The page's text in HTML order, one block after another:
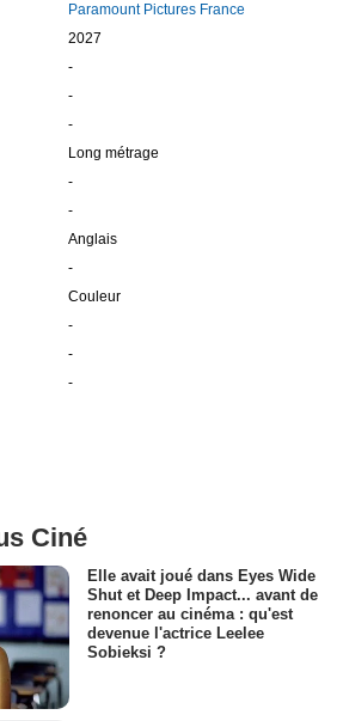
Paramount Pictures France
2027
-
-
-
Long métrage
-
-
Anglais
-
Couleur
-
-
-
Ciné
Elle avait joué dans Eyes Wide
Shut et Deep Impact... avant de
renoncer au cinéma : qu'est
devenue l'actrice Leelee
Sobieksi ?